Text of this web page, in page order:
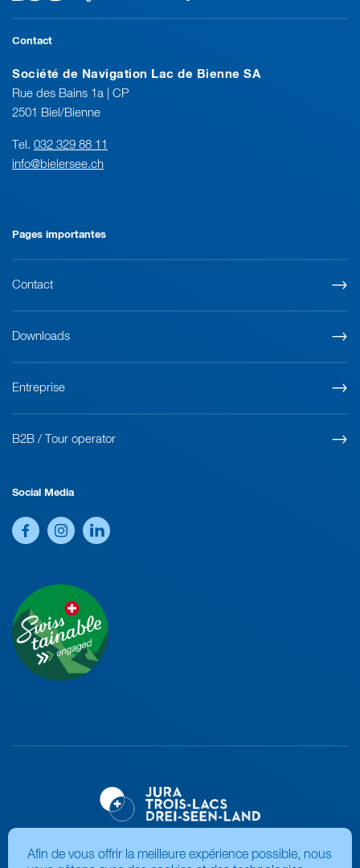
Contact
Société de Navigation Lac de Bienne SA
Rue des Bains 1a | CP
2501 Biel/Bienne
Tel. 032 329 88 11
info@bielersee.ch
Pages importantes
Contact
Downloads
Entreprise
B2B / Tour operator
Social Media
Afin de vous offrir la meilleure expérience possible, nous